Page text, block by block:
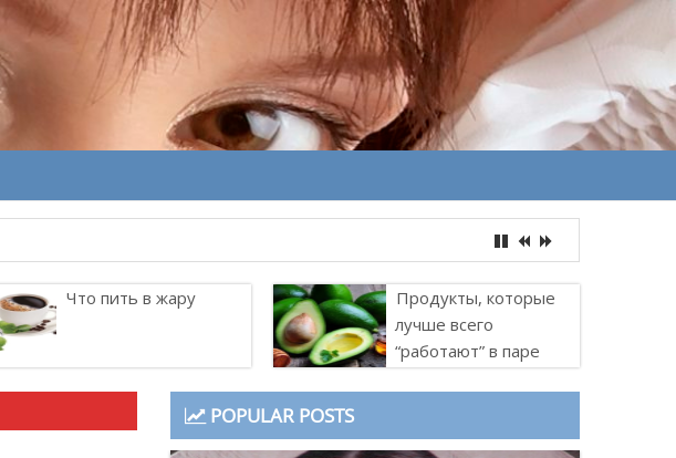
Что пить в жару
Продукты, которые
лучше всего
“работают” в паре
POPULAR POSTS